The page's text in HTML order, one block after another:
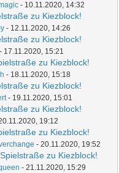
- 10.11.2020, 14:32
zu Kiezblock!
- 12.11.2020, 14:26
zu Kiezblock!
- 17.11.2020, 15:21
zu Kiezblock!
- 18.11.2020, 15:18
zu Kiezblock!
- 19.11.2020, 15:01
zu Kiezblock!
19:12
zu Kiezblock!
- 20.11.2020, 19:52
zu Kiezblock!
- 21.11.2020, 15:29